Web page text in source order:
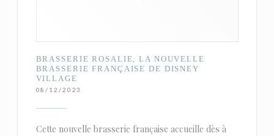
BRASSERIE ROSALIE, LA NOUVELLE
BRASSERIE FRANÇAISE DE DISNEY
VILLAGE
08/12/2023
Cette nouvelle brasserie française accueille dès à